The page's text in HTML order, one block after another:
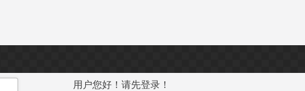
用户您好！请先登录！